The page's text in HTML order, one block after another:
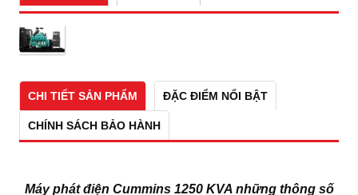
CHI TIẾT SẢN PHẨM ĐẶC ĐIỂM NỔI BẬT
CHÍNH SÁCH BẢO HÀNH
Máy phát điện Cummins 1250 KVA những thông số